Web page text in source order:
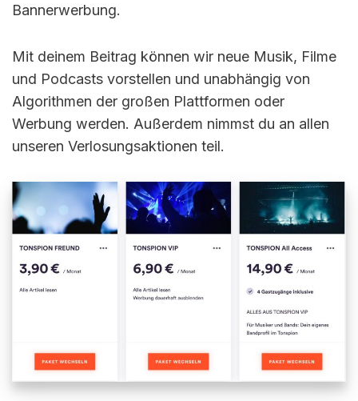
Bannerwerbung.
Mit deinem Beitrag können wir neue Musik, Filme
und Podcasts vorstellen und unabhängig von
Algorithmen der großen Plattformen oder
Werbung werden. Außerdem nimmst du an allen
unseren Verlosungsaktionen teil.